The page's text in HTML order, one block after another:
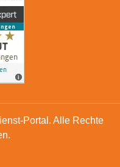
Portal. Alle Rechte